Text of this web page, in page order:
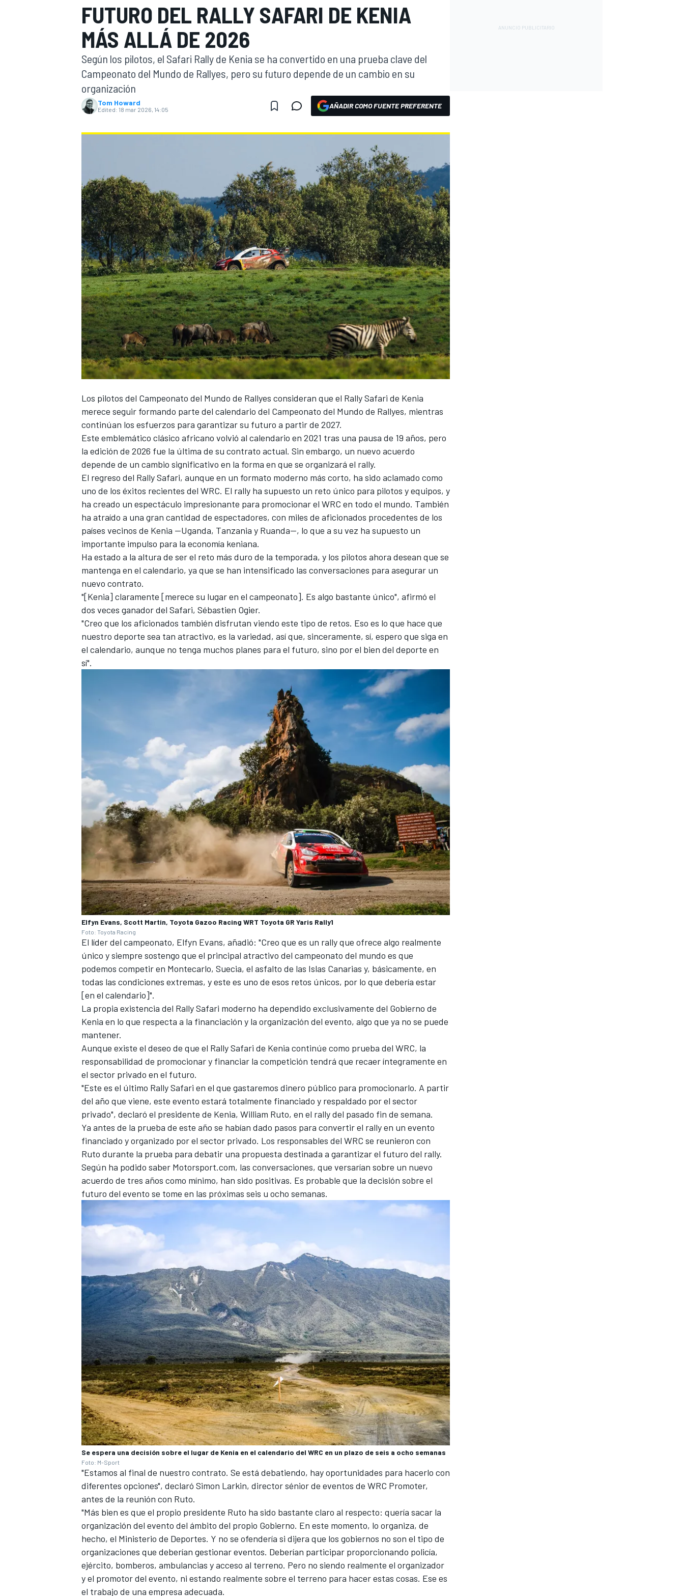
FÓRMULA E MOTO
NASCARINDYCARSPORTSCAR
MÁS
FUTURO DEL RALLY SAFARI DE KENIA
MÁS ALLÁ DE 2026
Según los pilotos, el Safari Rally de Kenia se ha convertido en una prueba clave del
Campeonato del Mundo de Rallyes, pero su futuro depende de un cambio en su
organización
Tom Howard
Edited: 18 mar 2026, 14:05 AÑADIR COMO FUENTE PREFERENTE
Los pilotos del Campeonato del Mundo de Rallyes consideran que el Rally Safari de Kenia
merece seguir formando parte del calendario del Campeonato del Mundo de Rallyes, mientras
continúan los esfuerzos para garantizar su futuro a partir de 2027.
Este emblemático clásico africano volvió al calendario en 2021 tras una pausa de 19 años, pero
la edición de 2026 fue la última de su contrato actual. Sin embargo, un nuevo acuerdo
depende de un cambio significativo en la forma en que se organizará el rally.
El regreso del Rally Safari, aunque en un formato moderno más corto, ha sido aclamado como
uno de los éxitos recientes del WRC. El rally ha supuesto un reto único para pilotos y equipos, y
ha creado un espectáculo impresionante para promocionar el WRC en todo el mundo. También
ha atraído a una gran cantidad de espectadores, con miles de aficionados procedentes de los
países vecinos de Kenia —Uganda, Tanzania y Ruanda—, lo que a su vez ha supuesto un
importante impulso para la economía keniana.
Ha estado a la altura de ser el reto más duro de la temporada, y los pilotos ahora desean que se
mantenga en el calendario, ya que se han intensificado las conversaciones para asegurar un
nuevo contrato.
"[Kenia] claramente [merece su lugar en el campeonato]. Es algo bastante único", afirmó el
dos veces ganador del Safari, Sébastien Ogier.
"Creo que los aficionados también disfrutan viendo este tipo de retos. Eso es lo que hace que
nuestro deporte sea tan atractivo, es la variedad, así que, sinceramente, sí, espero que siga en
el calendario, aunque no tenga muchos planes para el futuro, sino por el bien del deporte en
sí".
Elfyn Evans, Scott Martin, Toyota Gazoo Racing WRT Toyota GR Yaris Rally1
Foto: Toyota Racing
El líder del campeonato, Elfyn Evans, añadió: "Creo que es un rally que ofrece algo realmente
único y siempre sostengo que el principal atractivo del campeonato del mundo es que
podemos competir en Montecarlo, Suecia, el asfalto de las Islas Canarias y, básicamente, en
todas las condiciones extremas, y este es uno de esos retos únicos, por lo que debería estar
[en el calendario]".
La propia existencia del Rally Safari moderno ha dependido exclusivamente del Gobierno de
Kenia en lo que respecta a la financiación y la organización del evento, algo que ya no se puede
mantener.
Aunque existe el deseo de que el Rally Safari de Kenia continúe como prueba del WRC, la
responsabilidad de promocionar y financiar la competición tendrá que recaer íntegramente en
el sector privado en el futuro.
"Este es el último Rally Safari en el que gastaremos dinero público para promocionarlo. A partir
del año que viene, este evento estará totalmente financiado y respaldado por el sector
privado", declaró el presidente de Kenia, William Ruto, en el rally del pasado fin de semana.
Ya antes de la prueba de este año se habían dado pasos para convertir el rally en un evento
financiado y organizado por el sector privado. Los responsables del WRC se reunieron con
Ruto durante la prueba para debatir una propuesta destinada a garantizar el futuro del rally.
Según ha podido saber Motorsport.com, las conversaciones, que versarían sobre un nuevo
acuerdo de tres años como mínimo, han sido positivas. Es probable que la decisión sobre el
futuro del evento se tome en las próximas seis u ocho semanas.
Se espera una decisión sobre el lugar de Kenia en el calendario del WRC en un plazo de seis a ocho semanas
Foto: M-Sport
"Estamos al final de nuestro contrato. Se está debatiendo, hay oportunidades para hacerlo con
diferentes opciones", declaró Simon Larkin, director sénior de eventos de WRC Promoter,
antes de la reunión con Ruto.
"Más bien es que el propio presidente Ruto ha sido bastante claro al respecto: quería sacar la
organización del evento del ámbito del propio Gobierno. En este momento, lo organiza, de
hecho, el Ministerio de Deportes. Y no se ofendería si dijera que los gobiernos no son el tipo de
organizaciones que deberían gestionar eventos. Deberían participar proporcionando policía,
ejército, bomberos, ambulancias y acceso al terreno. Pero no siendo realmente el organizador
y el promotor del evento, ni estando realmente sobre el terreno para hacer estas cosas. Ese es
el trabajo de una empresa adecuada.